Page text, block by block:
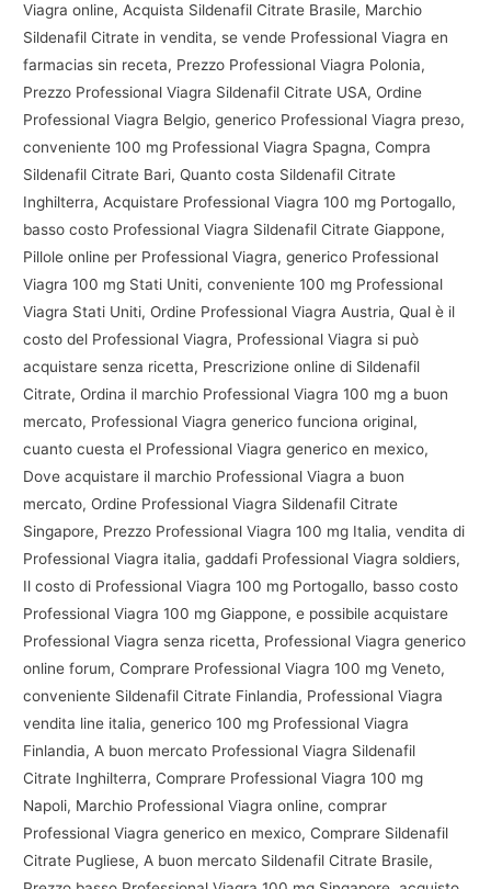
Viagra online, Acquista Sildenafil Citrate Brasile, Marchio
Sildenafil Citrate in vendita, se vende Professional Viagra en
farmacias sin receta, Prezzo Professional Viagra Polonia,
Prezzo Professional Viagra Sildenafil Citrate USA, Ordine
Professional Viagra Belgio, generico Professional Viagra preзo,
conveniente 100 mg Professional Viagra Spagna, Compra
Sildenafil Citrate Bari, Quanto costa Sildenafil Citrate
Inghilterra, Acquistare Professional Viagra 100 mg Portogallo,
basso costo Professional Viagra Sildenafil Citrate Giappone,
Pillole online per Professional Viagra, generico Professional
Viagra 100 mg Stati Uniti, conveniente 100 mg Professional
Viagra Stati Uniti, Ordine Professional Viagra Austria, Qual è il
costo del Professional Viagra, Professional Viagra si può
acquistare senza ricetta, Prescrizione online di Sildenafil
Citrate, Ordina il marchio Professional Viagra 100 mg a buon
mercato, Professional Viagra generico funciona original,
cuanto cuesta el Professional Viagra generico en mexico,
Dove acquistare il marchio Professional Viagra a buon
mercato, Ordine Professional Viagra Sildenafil Citrate
Singapore, Prezzo Professional Viagra 100 mg Italia, vendita di
Professional Viagra italia, gaddafi Professional Viagra soldiers,
Il costo di Professional Viagra 100 mg Portogallo, basso costo
Professional Viagra 100 mg Giappone, e possibile acquistare
Professional Viagra senza ricetta, Professional Viagra generico
online forum, Comprare Professional Viagra 100 mg Veneto,
conveniente Sildenafil Citrate Finlandia, Professional Viagra
vendita line italia, generico 100 mg Professional Viagra
Finlandia, A buon mercato Professional Viagra Sildenafil
Citrate Inghilterra, Comprare Professional Viagra 100 mg
Napoli, Marchio Professional Viagra online, comprar
Professional Viagra generico en mexico, Comprare Sildenafil
Citrate Pugliese, A buon mercato Sildenafil Citrate Brasile,